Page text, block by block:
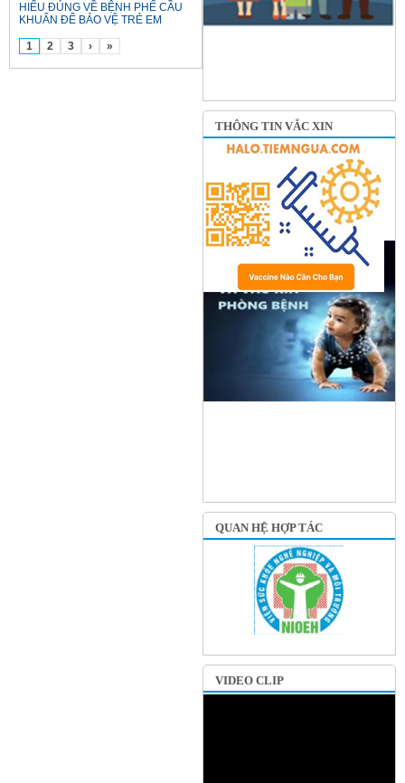
HIỂU ĐÚNG VỀ BỆNH PHẾ CẦU
KHUẨN ĐỂ BẢO VỆ TRẺ EM
1 2 3 › »
THÔNG TIN VẮC XIN
QUAN HỆ HỢP TÁC
VIDEO CLIP